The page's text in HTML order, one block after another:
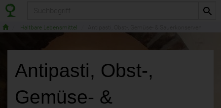
Haltbare Lebensmittel
Antipasti, Obst-,
Gemüse- &